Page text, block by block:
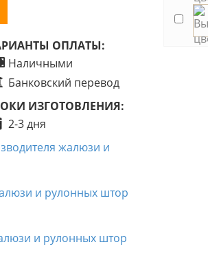
ОПЛАТЫ:
Наличными
Банковский перевод
ИЗГОТОВЛЕНИЯ:
2-3 дня